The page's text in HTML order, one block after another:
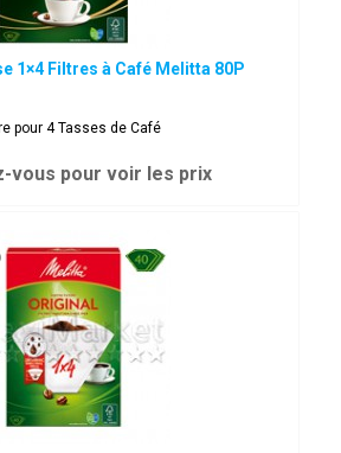
1×4 Filtres à Café Melitta 80P
pour 4 Tasses de Café
vous pour voir les prix